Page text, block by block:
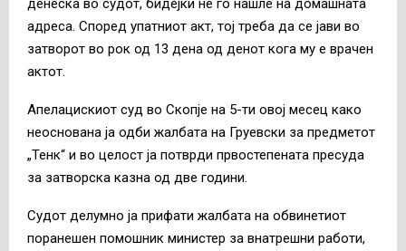
адреса. Според упатниот акт, тој треба да се јави во
затворот во рок од 13 дена од денот кога му е врачен
актот.
Апелацискиот суд во Скопје на 5-ти овој месец како
неоснована ја одби жалбата на Груевски за предметот
„Тенк“ и во целост ја потврди првостепената пресуда
за затворска казна од две години.
Судот делумно ја прифати жалбата на обвинетиот
поранешен помошник министер за внатрешни работи,